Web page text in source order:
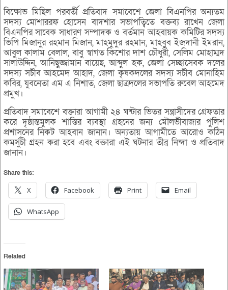
বিক্ষোভ মিছিল পরবর্তী প্রতিবাদ সমাবেশে জেলা বিএনপির অন্যতম
সদস্য মোশাররফ হোসেন বাদশার সভাপত্বিতে বক্তব্য রাখেন জেলা
বিএনপির সাবেক সাধারণ সম্পাদক ও বর্তমান আহবায়ক কমিটির সদস্য
ভিপি মিজানুর রহমান মিজান, মাহমুদুর রহমান, মাহবুব ইজদানী ইমরান,
আবুল কালাম বেলাল, বাবু স্বাগত কিশোর দাশ চৌধুরী, সেলিম মোহাম্মদ
সালাউদ্দিন, আনিছুজ্জামান বায়েছ, আব্দুল হক, জেলা সেচ্ছাসেবক দলের
সদস্য সচীব আহমেদ আহাদ, জেলা কৃষকদলের সদস্য সচীব মোনাহিম
কবির, যুবনেতা এম এ নিশাত, জেলা ছাত্রদলের সভাপতি রুবেল আহমেদ
প্রমুখ।
প্রতিবাদ সমাবেশে বক্তারা আগামী ২৪ ঘন্টার ভিতর সন্ত্রাসীদের গ্রেফতার
করে দৃষ্ঠান্তমুলক শাস্তির ব্যবস্থা গ্রহনের জন্য মৌলভীবাজার পুলিশ
প্রশাসনের নিকট আহবান জানান। অন্যতায় আগামীতে আরোও কঠিন
কমর্সুচী গ্রহন করা হবে এবং বক্তারা এই ঘটনার তীব্র নিন্দা ও প্রতিবাদ
জানান।
Share this:
X Facebook Print Email
WhatsApp
Related